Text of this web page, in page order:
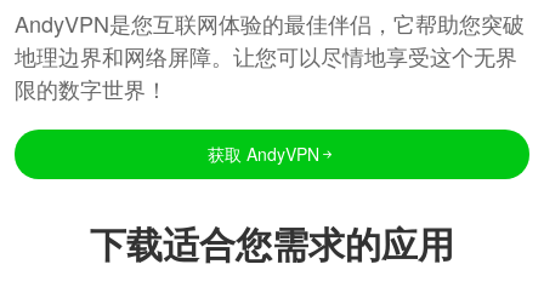
AndyVPN是您互联网体验的最佳伴侣，它帮助您突破
地理边界和网络屏障。让您可以尽情地享受这个无界
限的数字世界！
获取 AndyVPN
下载适合您需求的应用